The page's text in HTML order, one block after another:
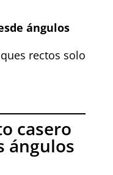
ángulos
rectos solo
casero
ángulos